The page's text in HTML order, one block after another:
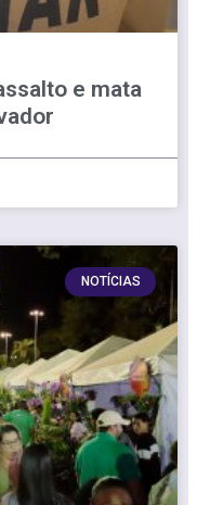
e mata
NOTÍCIAS